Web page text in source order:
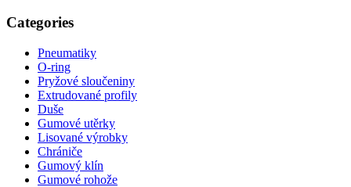
Categories
Pneumatiky
O-ring
Pryžové sloučeniny
Extrudované profily
Duše
Gumové utěrky
Lisované výrobky
Chrániče
Gumový klín
Gumové rohože